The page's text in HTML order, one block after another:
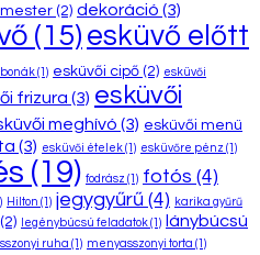
(2) dekoráció (3)
(15) esküvő előtt
(1) esküvői cipő (2) esküvői
frizura (3) esküvői
meghívó (3) esküvői menü
(3) esküvői ételek(1) esküvőre pénz (1)
(19) fodrász (1) fotós (4)
Hilton (1) jegygyűrű (4) karika gyűrű
(2) legénybúcsú feladatok(1)
lánybúcsú
ruha (1) menyasszonyi torta (1)